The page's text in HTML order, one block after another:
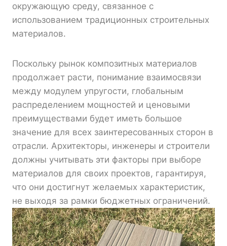
окружающую среду, связанное с
использованием традиционных строительных
материалов.
Поскольку рынок композитных материалов
продолжает расти, понимание взаимосвязи
между модулем упругости, глобальным
распределением мощностей и ценовыми
преимуществами будет иметь большое
значение для всех заинтересованных сторон в
отрасли. Архитекторы, инженеры и строители
должны учитывать эти факторы при выборе
материалов для своих проектов, гарантируя,
что они достигнут желаемых характеристик,
не выходя за рамки бюджетных ограничений.